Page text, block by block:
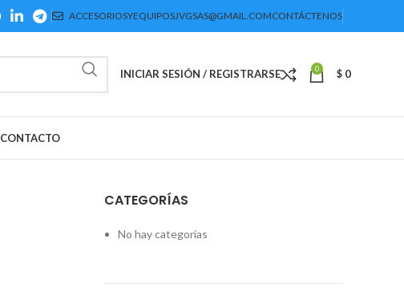
ACCESORIOSYEQUIPOSJVGSAS@GMAIL.COMCONTÁCTENOS
INICIAR SESIÓN / REGISTRARSE 0 $ 0
CONTACTO
CATEGORÍAS
No hay categorías